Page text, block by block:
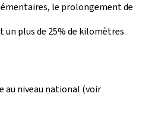
le prolongement de
plus de 25% de kilomètres
au niveau national (voir